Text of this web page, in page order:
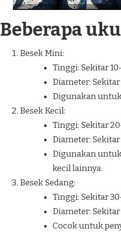
Beberapa
Besek Mini:
Tinggi: Sekitar
Diameter: Sekitar
Digunakan
Besek Kecil:
Tinggi: Sekitar
Diameter:
Digunakan
kecil lainnya.
Besek Sedang:
Tinggi: Sekitar
Diameter:
Cocok untuk